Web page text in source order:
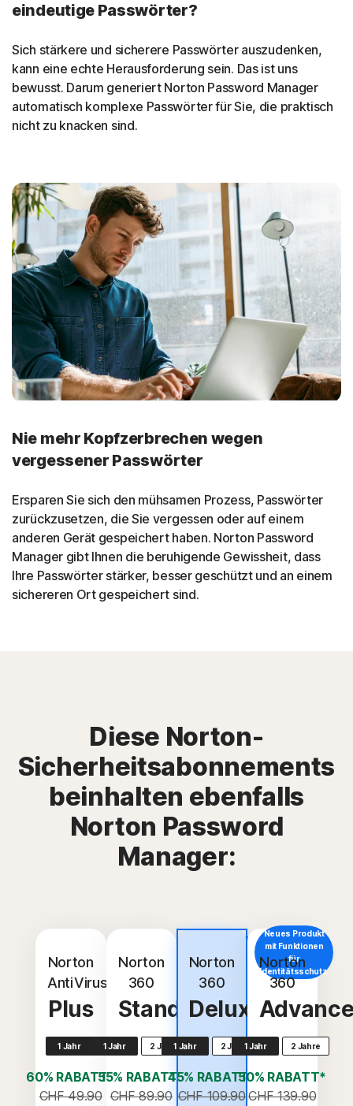
eindeutige Passwörter?
Sich stärkere und sicherere Passwörter auszudenken,
kann eine echte Herausforderung sein. Das ist uns
bewusst. Darum generiert Norton Password Manager
automatisch komplexe Passwörter für Sie, die praktisch
nicht zu knacken sind.
Nie mehr Kopfzerbrechen wegen
vergessener Passwörter
Ersparen Sie sich den mühsamen Prozess, Passwörter
zurückzusetzen, die Sie vergessen oder auf einem
anderen Gerät gespeichert haben. Norton Password
Manager gibt Ihnen die beruhigende Gewissheit, dass
Ihre Passwörter stärker, besser geschützt und an einem
sichereren Ort gespeichert sind.
Diese Norton-
Sicherheitsabonnements
beinhalten ebenfalls
Norton Password
Manager:
Norton
AntiVirus
Plus
1 Jahr
60% RABATT*
CHF 49.90
Norton
360
Standard
1 Jahr 2 Jahre
55% RABATT*
CHF 89.90
Angebot
Norton
360
Deluxe
1 Jahr 2 Jahre
45% RABATT*
CHF 109.90
Neues Produkt
mit Funktionen
für
Identitätsschutz.
Norton
360
1 Jahr 2 Jahre
50% RABATT*
CHF 139.90